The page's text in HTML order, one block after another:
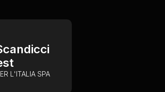
L'ITALIA SPA